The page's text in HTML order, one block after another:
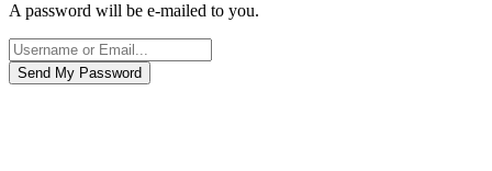
A password will be e-mailed to you.